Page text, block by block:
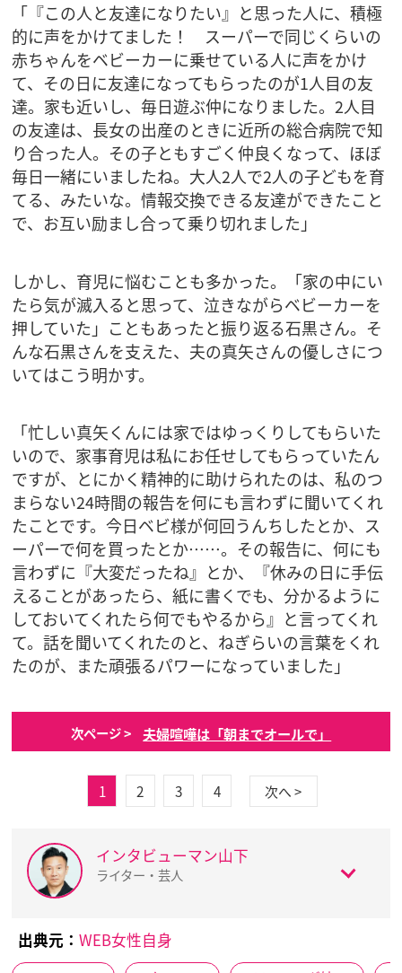
「『この人と友達になりたい』と思った人に、積極
的に声をかけてました！ スーパーで同じくらいの
赤ちゃんをベビーカーに乗せている人に声をかけ
て、その日に友達になってもらったのが1人目の友
達。家も近いし、毎日遊ぶ仲になりました。2人目
の友達は、長女の出産のときに近所の総合病院で知
り合った人。その子ともすごく仲良くなって、ほぼ
毎日一緒にいましたね。大人2人で2人の子どもを育
てる、みたいな。情報交換できる友達ができたこと
で、お互い励まし合って乗り切れました」
しかし、育児に悩むことも多かった。「家の中にい
たら気が滅入ると思って、泣きながらベビーカーを
押していた」こともあったと振り返る石黒さん。そ
んな石黒さんを支えた、夫の真矢さんの優しさにつ
いてはこう明かす。
「忙しい真矢くんには家ではゆっくりしてもらいた
いので、家事育児は私にお任せしてもらっていたん
ですが、とにかく精神的に助けられたのは、私のつ
まらない24時間の報告を何にも言わずに聞いてくれ
たことです。今日ベビ様が何回うんちしたとか、ス
ーパーで何を買ったとか……。その報告に、何にも
言わずに『大変だったね』とか、『休みの日に手伝
えることがあったら、紙に書くでも、分かるように
しておいてくれたら何でもやるから』と言ってくれ
て。話を聞いてくれたのと、ねぎらいの言葉をくれ
たのが、また頑張るパワーになっていました」
次ページ > 夫婦喧嘩は「朝までオールで」
1 2 3 4 次へ >
インタビューマン山下
ライター・芸人
出典元： WEB女性自身